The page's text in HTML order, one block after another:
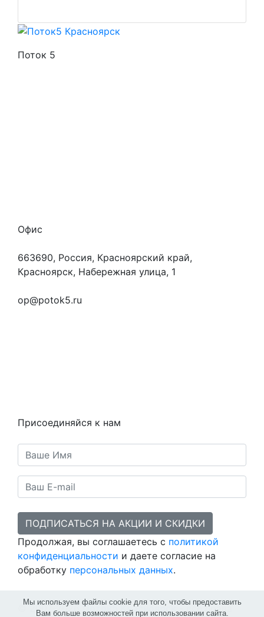
Поток 5
Офис
663690, Россия, Красноярский край,
Красноярск, Набережная улица, 1
op@potok5.ru
Присоединяйся к нам
ПОДПИСАТЬСЯ НА АКЦИИ И СКИДКИ
Продолжая, вы соглашаетесь с политикой
конфиденциальности и даете согласие на
обработку персональных данных.
© 2007-2026Поток5 Красноярск- все права
Мы используем файлы cookie для того, чтобы предоставить
Вам больше возможностей при использовании сайта.